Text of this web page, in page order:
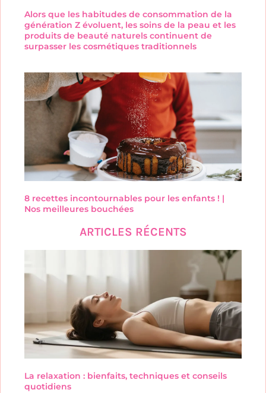
Alors que les habitudes de consommation de la
génération Z évoluent, les soins de la peau et les
produits de beauté naturels continuent de
surpasser les cosmétiques traditionnels
8 recettes incontournables pour les enfants ! |
Nos meilleures bouchées
ARTICLES RÉCENTS
La relaxation : bienfaits, techniques et conseils
quotidiens